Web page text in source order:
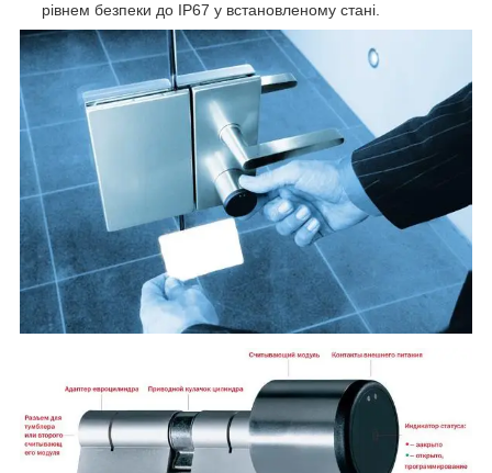
рівнем безпеки до IP67 у встановленому стані.